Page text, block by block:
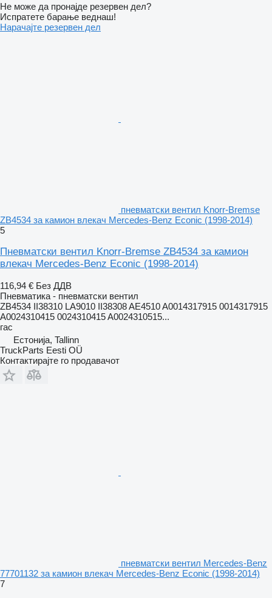
Не може да пронајде резервен дел?
Испратете барање веднаш!
Нарачајте резервен дел
пневматски вентил Knorr-Bremse
ZB4534 за камион влекач Mercedes-Benz Econic (1998-2014)
5
Пневматски вентил Knorr-Bremse ZB4534 за камион
влекач Mercedes-Benz Econic (1998-2014)
116,94 € Без ДДВ
Пневматика - пневматски вентил
ZB4534 II38310 LA9010 II38308 AE4510 A0014317915 0014317915
A0024310415 0024310415 A0024310515...
гас
Естонија, Tallinn
TruckParts Eesti OÜ
Контактирајте го продавачот
пневматски вентил Mercedes-Benz
77701132 за камион влекач Mercedes-Benz Econic (1998-2014)
7